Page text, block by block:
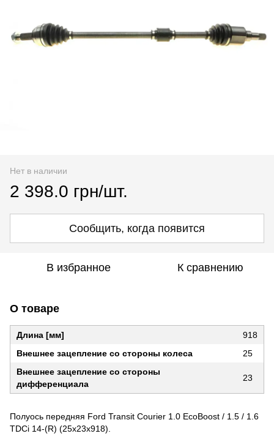
Нет в наличии
2 398.0 грн/шт.
Сообщить, когда появится
В избранное К сравнению
О товаре
Длина [мм]
918
Внешнее зацепление со стороны колеса
25
Внешнее зацепление со стороны
дифференциала
23
Полуось передняя Ford Transit Courier 1.0 EcoBoost / 1.5 / 1.6
TDCi 14-(R) (25x23x918).